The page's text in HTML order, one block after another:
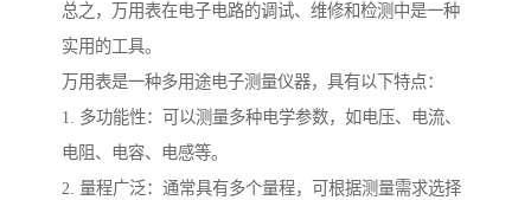
总之，万用表在电子电路的调试、维修和检测中是一种
实用的工具。
万用表是一种多用途电子测量仪器，具有以下特点：
1. 多功能性：可以测量多种电学参数，如电压、电流、
电阻、电容、电感等。
2. 量程广泛：通常具有多个量程，可根据测量需求选择